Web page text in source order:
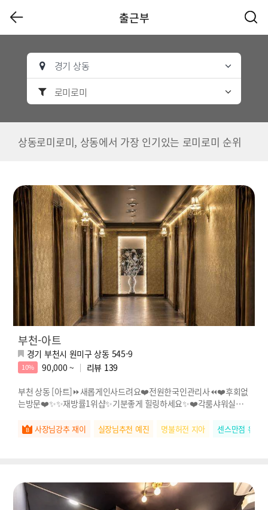
출근부
경기 상동
로미로미
상동로미로미, 상동에서 가장 인기있는 로미로미 순위
부천-아트
경기 부천시 원미구 상동 545-9
10% 90,000 ~ 리뷰 139
부천 상동 [아트]⏩새롭게인사드려요❤️전원한국인관리사⏪❤️후회없
는방문❤️✨✨재방률1위샵✨기분좋게 힐링하세요✨❤️각룸샤워실❤️
사장님강추 재이 실장님추천 예진 명불허전 지아 센스만점 유진